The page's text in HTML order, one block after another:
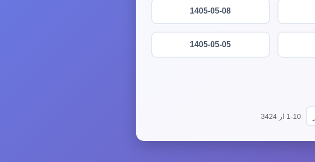
1405-05-08
1405-05-05
1-10 از 3424